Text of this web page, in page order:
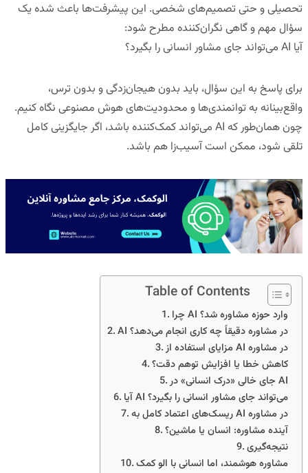
تحصیلی و حتی تصمیم‌های شخصی. این پیشرفت‌ها باعث شده یک
سؤال مهم و گاهی نگران‌کننده مطرح شود:
آیا
می‌تواند جای مشاور انسانی را بگیرد؟
برای پاسخ به این سؤال، باید بدون هیجان‌زدگی و بدون ترس،
واقع‌بینانه به توانمندی‌ها و محدودیت‌های هوش مصنوعی نگاه کنیم.
چون همان‌طور که AI می‌تواند کمک‌کننده باشد، اگر جایگزینی کامل
تلقی شود، ممکن است آسیب‌زا هم باشد.
Table of Contents
چرا AI وارد حوزه مشاوره شد؟
AI در مشاوره دقیقاً چه کاری انجام می‌دهد؟
مزایای استفاده از AI در مشاوره
کاهش خطا یا افزایش توهم دقت؟
جای خالی «درک انسانی» در AI
آیا AI می‌تواند جای مشاور انسانی را بگیرد؟
ریسک‌های اعتماد کامل به AI در مشاوره
آینده مشاوره: انسان یا ماشین؟
نتیجه‌گیری
مشاوره هوشمند، اما انسانی با الو کمک